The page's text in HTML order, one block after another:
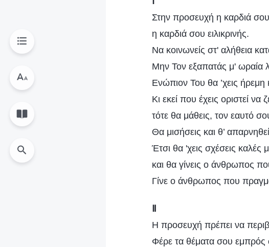
Στην προσευχή η καρδιά
η καρδιά σου ειλικρινής.
Να κοινωνείς στ' αλήθεια
Μην Τον εξαπατάς μ' ωραία
Ενώπιον Του θα ’χεις ήρεμη
Kι εκεί που έχεις οριστεί να
τότε θα μάθεις, τον εαυτό
Θα μισήσεις και θ’
Έτσι θα 'χεις σχέσεις καλές
και θα γίνεις ο άνθρωπος
Γίνε ο άνθρωπος που
Η προσευχή πρέπει να
Φέρε τα θέματα σου